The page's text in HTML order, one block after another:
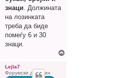
знаци. Должината
на лозинката
треба да биде
помеѓу 6 и 30
знаци.
Lejla7
Форумски домаќин